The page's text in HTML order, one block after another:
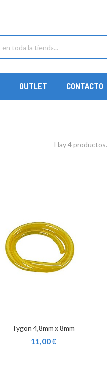
OUTLET CONTACTO
Hay 4 productos.
Tygon 4,8mm x 8mm
11,00 €